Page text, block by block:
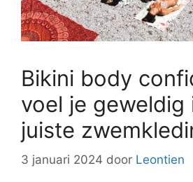
Bikini body
voel je geweldig
juiste
3 januari 2024 door Leontien